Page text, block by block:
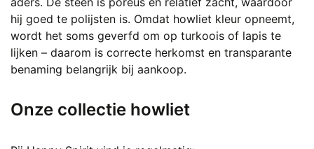
hij goed te polijsten is. Omdat howliet kleur opneemt,
wordt het soms geverfd om op turkoois of lapis te
lijken – daarom is correcte herkomst en transparante
benaming belangrijk bij aankoop.
Onze collectie howliet